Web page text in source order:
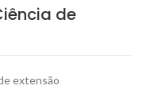
de
extensão